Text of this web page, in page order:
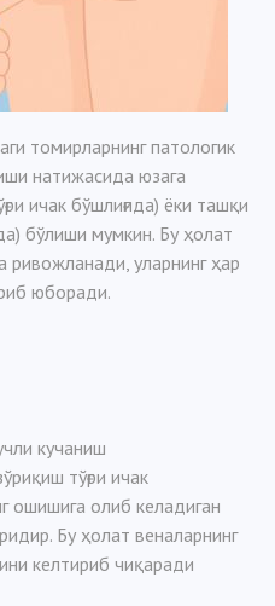
томирларнинг патологик
натижасида юзага
ичак бўшлиғида) ёки ташқи
бўлиши мумкин. Бу ҳолат
уларнинг ҳар
юборади.
кучаниш
тўғри ичак
ошишига олиб келадиган
Бу ҳолат веналарнинг
келтириб чиқаради